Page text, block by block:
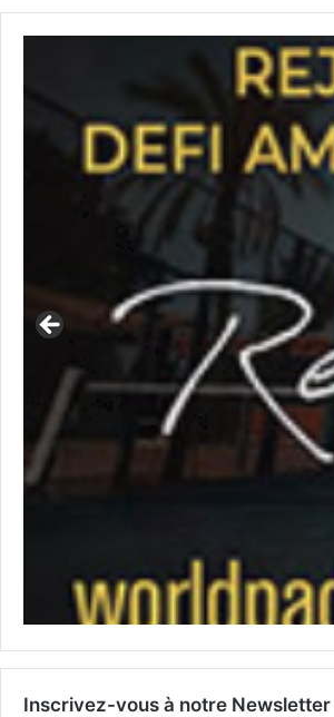
Inscrivez-vous à notre Newsletter